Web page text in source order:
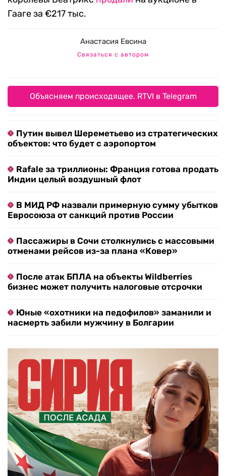
Гааге за €217 тыс.
Анастасия Евсина
Связаться с автором
Объясняем происходящее. RTVI в Telegram
Путин вывел Шереметьево из стратегических
объектов: что будет с аэропортом
Rafale за триллионы: Франция готова продать
Индии целый воздушный флот
В МИД РФ назвали примерную сумму убытков
Евросоюза от санкций против России
Пассажиры в Сочи столкнулись с массовыми
отменами рейсов из-за плана «Ковер»
После атак БПЛА на объекты Wildberries
бизнес может получить налоговые отсрочки
Юные «охотники на педофилов» заманили и
насмерть забили мужчину в Болгарии